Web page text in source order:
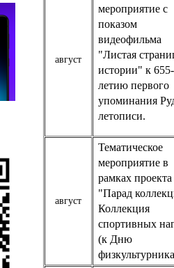
август
мероприятие с
показом
видеофильма
"Листая
истории" к 655-
летию первого
упоминания
летописи.
август
Тематическое
мероприятие в
рамках проекта
"Парад
Коллекция
спортивных
(к Дню